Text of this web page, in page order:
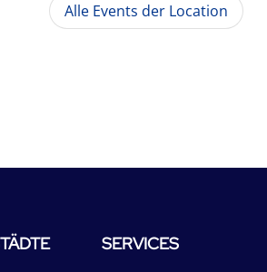
Alle Events der Location
SERVICES